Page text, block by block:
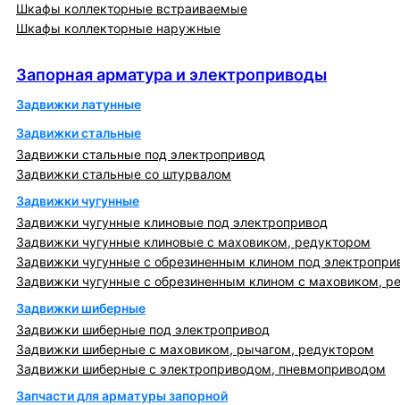
Шкафы коллекторные встраиваемые
Шкафы коллекторные наружные
Запорная арматура и электроприводы
Задвижки латунные
Задвижки стальные
Задвижки стальные под электропривод
Задвижки стальные со штурвалом
Задвижки чугунные
Задвижки чугунные клиновые под электропривод
Задвижки чугунные клиновые с маховиком, редуктором
Задвижки чугунные с обрезиненным клином под
Задвижки чугунные с обрезиненным клином с маховиком,
Задвижки шиберные
Задвижки шиберные под электропривод
Задвижки шиберные с маховиком, рычагом, редуктором
Задвижки шиберные с электроприводом, пневмоприводом
Запчасти для арматуры запорной